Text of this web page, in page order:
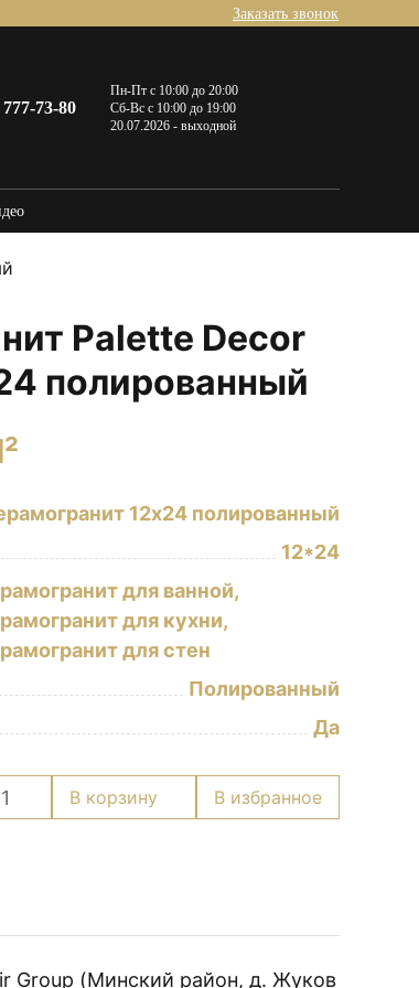
Заказать звонок
73-80
Пн-Пт с 10:00 до 20:00
Сб-Вс с 10:00 до 19:00
20.07.2026 - выходной
Palette Decor
полированный
12х24 полированный
12*24
для ванной,
для кухни,
для стен
Полированный
Да
В избранное
В корзину
Group (Минский район, д. Жуков